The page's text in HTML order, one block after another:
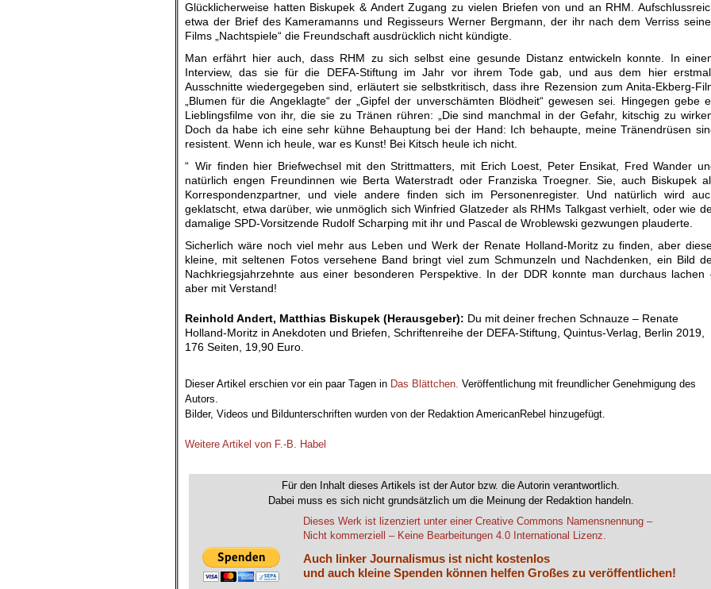
Glücklicherweise hatten Biskupek & Andert Zugang zu vielen Briefen von und an RHM.
etwa der Brief des Kameramanns und Regisseurs Werner Bergmann, der ihr nach dem Verriss
Films „Nachtspiele“ die Freundschaft ausdrücklich nicht kündigte.
Man erfährt hier auch, dass RHM zu sich selbst eine gesunde Distanz entwickeln konnte. In
Interview, das sie für die DEFA-Stiftung im Jahr vor ihrem Tode gab, und aus dem hier
Ausschnitte wiedergegeben sind, erläutert sie selbstkritisch, dass ihre Rezension zum Anita-Ekberg-
„Blumen für die Angeklagte“ der „Gipfel der unverschämten Blödheit“ gewesen sei. Hingegen gebe
Lieblingsfilme von ihr, die sie zu Tränen rühren: „Die sind manchmal in der Gefahr, kitschig zu
Doch da habe ich eine sehr kühne Behauptung bei der Hand: Ich behaupte, meine Tränendrüsen
resistent. Wenn ich heule, war es Kunst! Bei Kitsch heule ich nicht.
“ Wir finden hier Briefwechsel mit den Strittmatters, mit Erich Loest, Peter Ensikat, Fred Wander
natürlich engen Freundinnen wie Berta Waterstradt oder Franziska Troegner. Sie, auch Biskupek
Korrespondenzpartner, und viele andere finden sich im Personenregister. Und natürlich wird
geklatscht, etwa darüber, wie unmöglich sich Winfried Glatzeder als RHMs Talkgast verhielt, oder wie
damalige SPD-Vorsitzende Rudolf Scharping mit ihr und Pascal de Wroblewski gezwungen plauderte.
Sicherlich wäre noch viel mehr aus Leben und Werk der Renate Holland-Moritz zu finden, aber
kleine, mit seltenen Fotos versehene Band bringt viel zum Schmunzeln und Nachdenken, ein Bild
Nachkriegsjahrzehnte aus einer besonderen Perspektive. In der DDR konnte man durchaus lachen
aber mit Verstand!
Reinhold Andert, Matthias Biskupek (Herausgeber): Du mit deiner frechen Schnauze – Renate
Holland-Moritz in Anekdoten und Briefen, Schriftenreihe der DEFA-Stiftung, Quintus-Verlag, Berlin 2019,
176 Seiten, 19,90 Euro.
Dieser Artikel erschien vor ein paar Tagen in Das Blättchen. Veröffentlichung mit freundlicher Genehmigung des
Autors.
Bilder, Videos und Bildunterschriften wurden von der Redaktion AmericanRebel hinzugefügt.
Weitere Artikel von F.-B. Habel
Für den Inhalt dieses Artikels ist der Autor bzw. die Autorin verantwortlich.
Dabei muss es sich nicht grundsätzlich um die Meinung der Redaktion handeln.
Dieses Werk ist lizenziert unter einer Creative Commons Namensnennung –
Nicht kommerziell – Keine Bearbeitungen 4.0 International Lizenz.
Auch linker Journalismus ist nicht kostenlos
und auch kleine Spenden können helfen Großes zu veröffentlichen!